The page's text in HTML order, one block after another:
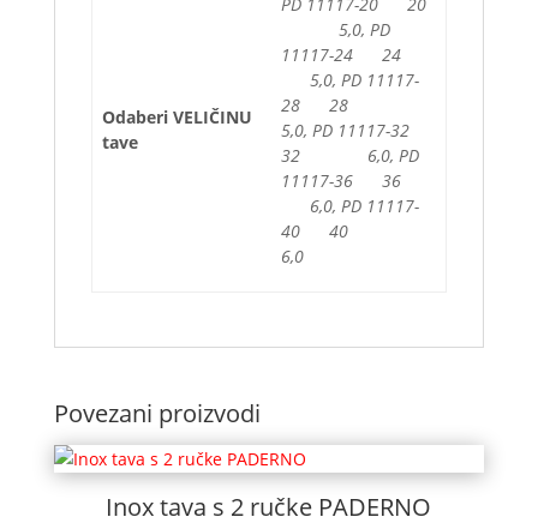
Odaberi VELIČINU
tave
5,0, PD
11117-24 24
5,0, PD 11117-
28 28
5,0, PD 11117-32
32 6,0, PD
11117-36 36
6,0, PD 11117-
40 40
6,0
Povezani proizvodi
Inox tava s 2 ručke PADERNO